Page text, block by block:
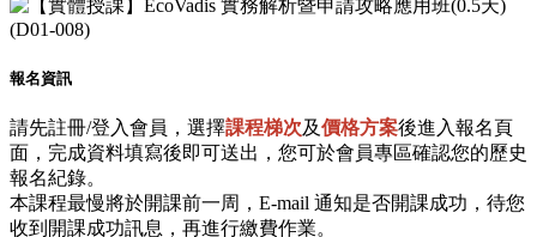
報名資訊
請先註冊/登入會員，選擇課程梯次及價格方案後進入報名頁
面，完成資料填寫後即可送出，您可於會員專區確認您的歷史
報名紀錄。
本課程最慢將於開課前一周，E-mail 通知是否開課成功，待您
收到開課成功訊息，再進行繳費作業。